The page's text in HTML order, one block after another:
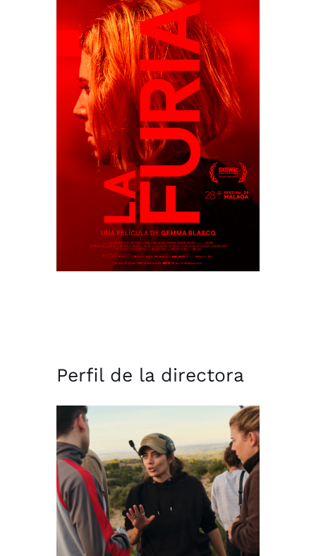
Perfil de la directora